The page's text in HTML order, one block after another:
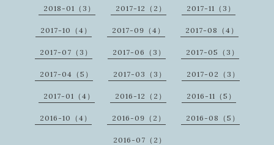
2018-01（3） 2017-12（2） 2017-11（3）
2017-10（4） 2017-09（4） 2017-08（4）
2017-07（3） 2017-06（3） 2017-05（3）
2017-04（5） 2017-03（3） 2017-02（3）
2017-01（4） 2016-12（2） 2016-11（5）
2016-10（4） 2016-09（2） 2016-08（5）
2016-07（2）